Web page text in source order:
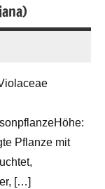
Pflanze mit
[…]